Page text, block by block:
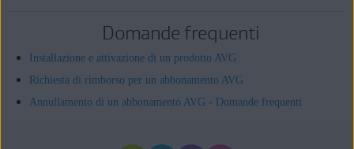
Domande frequenti
Installazione e attivazione di un prodotto AVG
Richiesta di rimborso per un abbonamento AVG
Annullamento di un abbonamento AVG - Domande frequenti